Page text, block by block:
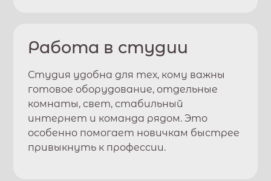
Работа в студии
Студия удобна для тех, кому важны
готовое оборудование, отдельные
комнаты, свет, стабильный
интернет и команда рядом. Это
особенно помогает новичкам быстрее
привыкнуть к профессии.